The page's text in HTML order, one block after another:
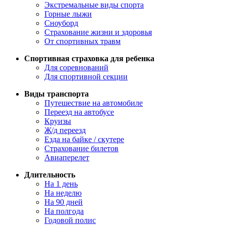
Экстремальные виды спорта
Горные лыжи
Сноуборд
Страхование жизни и здоровья
От спортивных травм
Спортивная страховка для ребенка
Для соревнований
Для спортивной секции
Виды транспорта
Путешествие на автомобиле
Переезд на автобусе
Круизы
Ж/д переезд
Езда на байке / скутере
Страхование билетов
Авиаперелет
Длительность
На 1 день
На неделю
На 90 дней
На полгода
Годовой полис